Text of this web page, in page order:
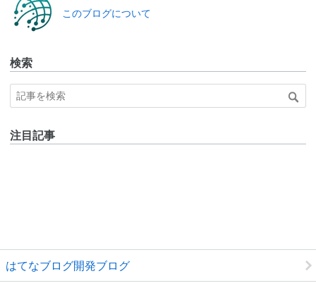
ログ
このブログについて
検索
注目記事
はてなブログ開発ブログ